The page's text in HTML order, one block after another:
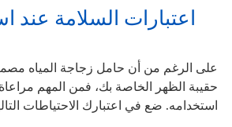
اعتبارات السلامة عند
على الرغم من أن حامل زجاجة المياه
حقيبة الظهر الخاصة بك، فمن المهم
استخدامه. ضع في اعتبارك الاحتياطات